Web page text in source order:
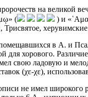
на великой
(
) и
Трисвятое,
в А. и
для хорового.
свою ладовую и
(χε-χε),
не имел широкого